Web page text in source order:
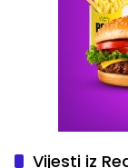
Vijesti iz